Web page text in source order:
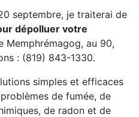
septembre, je traiterai de
dépolluer votre
Memphrémagog, au 90,
: (819) 843-1330.
simples et efficaces
de fumée, de
de radon et de